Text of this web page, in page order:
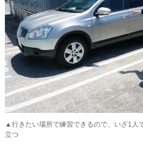
▲行きたい場所で練習できるので、いざ1人
立つ